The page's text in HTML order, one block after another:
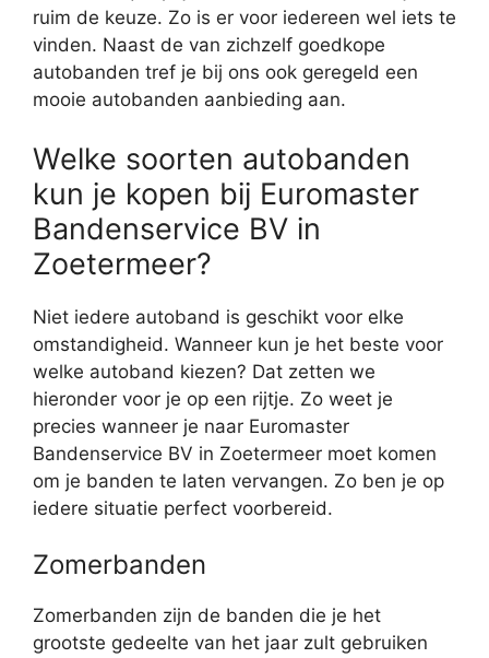
ruim de keuze. Zo is er voor iedereen wel iets te
vinden. Naast de van zichzelf goedkope
autobanden tref je bij ons ook geregeld een
mooie autobanden aanbieding aan.
Welke soorten autobanden
kun je kopen bij Euromaster
Bandenservice BV in
Zoetermeer?
Niet iedere autoband is geschikt voor elke
omstandigheid. Wanneer kun je het beste voor
welke autoband kiezen? Dat zetten we
hieronder voor je op een rijtje. Zo weet je
precies wanneer je naar Euromaster
Bandenservice BV in Zoetermeer moet komen
om je banden te laten vervangen. Zo ben je op
iedere situatie perfect voorbereid.
Zomerbanden
Zomerbanden zijn de banden die je het
grootste gedeelte van het jaar zult gebruiken